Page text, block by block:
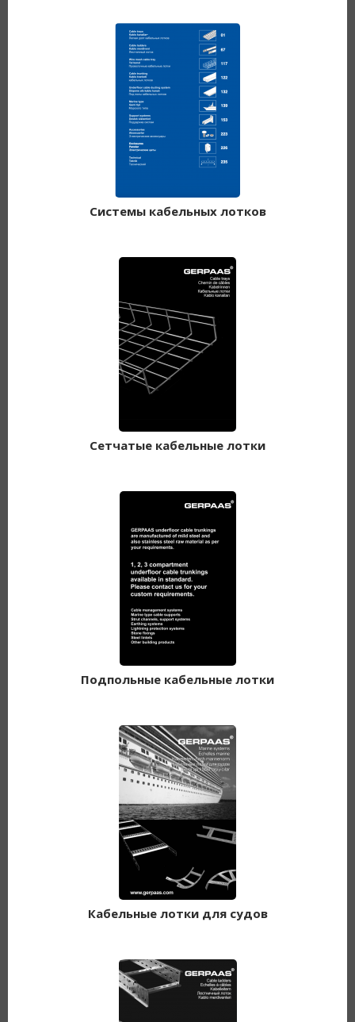
Системы кабельных лотков
Сетчатые кабельные лотки
Подпольные кабельные лотки
Кабельные лотки для судов